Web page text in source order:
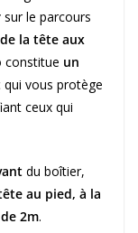
sur le parcours
de la tête aux
constitue un
qui vous protège
ceux qui
du boîtier,
au pied, à la
2m.